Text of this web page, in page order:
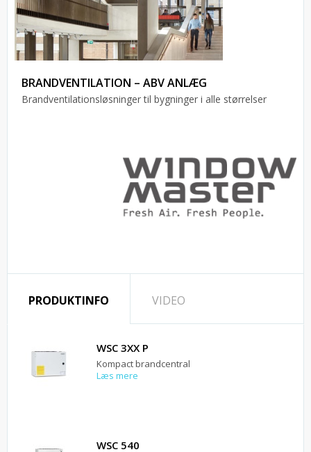
BRANDVENTILATION – ABV ANLÆG
Brandventilationsløsninger til bygninger i alle størrelser
PRODUKTINFO VIDEO
WSC 3XX P
Kompact brandcentral
Læs mere
WSC 540